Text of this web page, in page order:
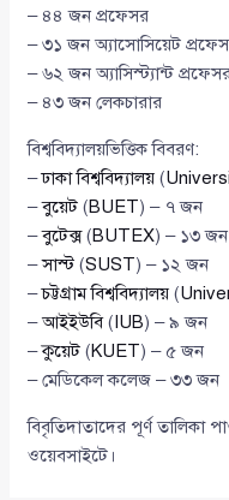
– ৪৪ জন প্রফেসর
– ৩১ জন অ্যাসোসিয়েট
– ৬২ জন অ্যাসিস্ট্যান্ট
– ৪৩ জন লেকচারার
বিশ্ববিদ্যালয়ভিত্তিক বিবরণ:
–ঢাকা বিশ্ববিদ্যালয় (
–বুয়েট (BUET) – ৭ জন
–বুটেক্স(BUTEX) – ১৩ জন
–সাস্ট (SUST) – ১২ জন
–চট্টগ্রাম বিশ্ববিদ্যালয় (
–আইইউবি( IUB) – ৯ জন
–কুয়েট (KUET) – ৫ জন
– মেডিকেল কলেজ – ৩৩ জন
বিবৃতিদাতাদের পূর্ণ
ওয়েবসাইটে।